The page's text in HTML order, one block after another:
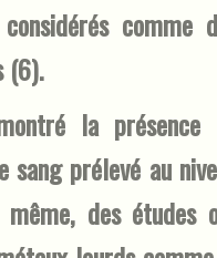
comme
(6).
la présence
prélevé au
des études